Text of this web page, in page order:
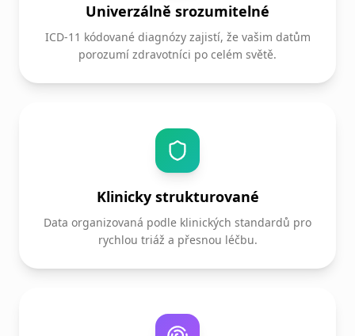
Univerzálně srozumitelné
ICD-11 kódované diagnózy zajistí, že vašim datům
porozumí zdravotníci po celém světě.
Klinicky strukturované
Data organizovaná podle klinických standardů pro
rychlou triáž a přesnou léčbu.